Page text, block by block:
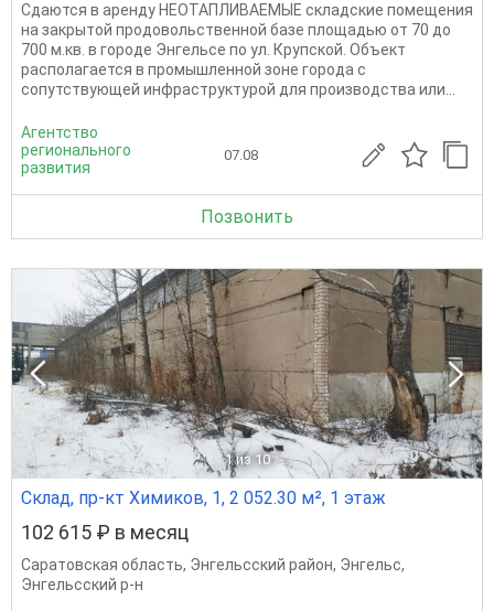
Сдаются в аренду НЕОТАПЛИВАЕМЫЕ складские помещения
на закрытой продовольственной базе площадью от 70 до
700 м.кв. в городе Энгельсе по ул. Крупской. Объект
располагается в промышленной зоне города с
сопутствующей инфраструктурой для производства или...
Агентство
регионального
развития
07.08
Позвонить
1 из 10
Склад, пр-кт Химиков, 1, 2 052.30 м², 1 этаж
102 615 ₽ в месяц
Саратовская область, Энгельсский район, Энгельс,
Энгельсский р-н